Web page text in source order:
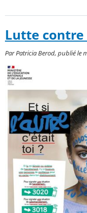
Lutte
Par Patricia Berod, publié le